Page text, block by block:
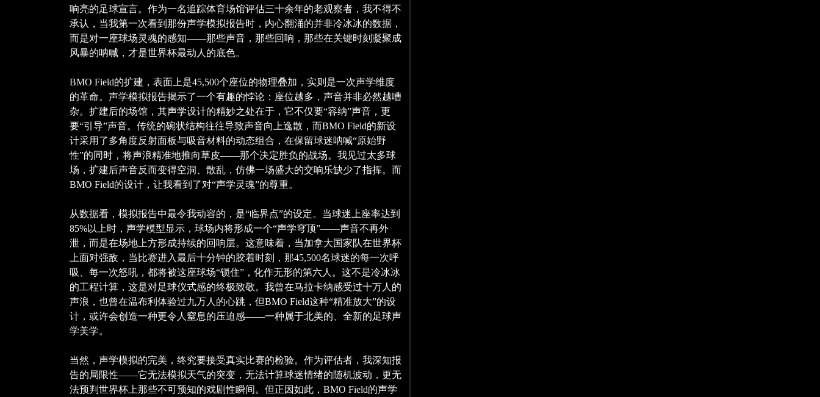
响亮的足球宣言。作为一名追踪体育场馆评估三十余年的老观察者，我不得不
承认，当我第一次看到那份声学模拟报告时，内心翻涌的并非冷冰冰的数据，
而是对一座球场灵魂的感知——那些声音，那些回响，那些在关键时刻凝聚成
风暴的呐喊，才是世界杯最动人的底色。
BMO Field的扩建，表面上是45,500个座位的物理叠加，实则是一次声学维度
的革命。声学模拟报告揭示了一个有趣的悖论：座位越多，声音并非必然越嘈
杂。扩建后的场馆，其声学设计的精妙之处在于，它不仅要“容纳”声音，更
要“引导”声音。传统的碗状结构往往导致声音向上逸散，而BMO Field的新设
计采用了多角度反射面板与吸音材料的动态组合，在保留球迷呐喊“原始野
性”的同时，将声浪精准地推向草皮——那个决定胜负的战场。我见过太多球
场，扩建后声音反而变得空洞、散乱，仿佛一场盛大的交响乐缺少了指挥。而
BMO Field的设计，让我看到了对“声学灵魂”的尊重。
从数据看，模拟报告中最令我动容的，是“临界点”的设定。当球迷上座率达到
85%以上时，声学模型显示，球场内将形成一个“声学穹顶”——声音不再外
泄，而是在场地上方形成持续的回响层。这意味着，当加拿大国家队在世界杯
上面对强敌，当比赛进入最后十分钟的胶着时刻，那45,500名球迷的每一次呼
吸、每一次怒吼，都将被这座球场“锁住”，化作无形的第六人。这不是冷冰冰
的工程计算，这是对足球仪式感的终极致敬。我曾在马拉卡纳感受过十万人的
声浪，也曾在温布利体验过九万人的心跳，但BMO Field这种“精准放大”的设
计，或许会创造一种更令人窒息的压迫感——一种属于北美的、全新的足球声
学美学。
当然，声学模拟的完美，终究要接受真实比赛的检验。作为评估者，我深知报
告的局限性——它无法模拟天气的突变，无法计算球迷情绪的随机波动，更无
法预判世界杯上那些不可预知的戏剧性瞬间。但正因如此，BMO Field的声学